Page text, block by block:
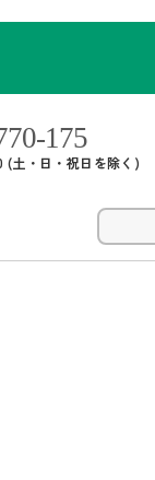
(土・日・祝日を除く)